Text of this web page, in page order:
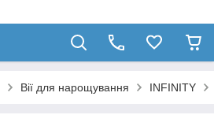
Вії для нарощування INFINITY